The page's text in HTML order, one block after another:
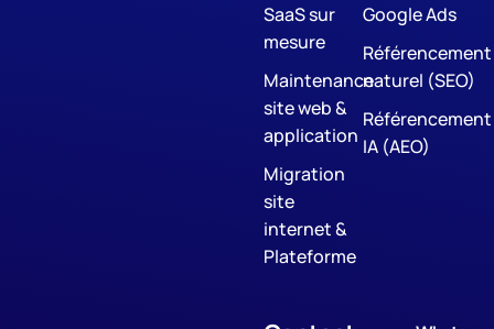
SaaS sur
mesure
Maintenance
site web &
application
Migration
site
internet &
Plateforme
Google Ads
Référencement
naturel (SEO)
Référencement
IA (AEO)